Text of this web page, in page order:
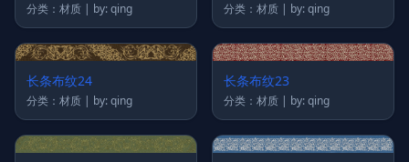
分类：材质 | by: qing 分类：材质 | by: qing
长条布纹24
分类：材质 | by: qing
长条布纹23
分类：材质 | by: qing